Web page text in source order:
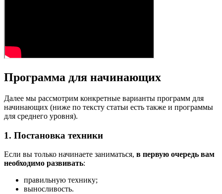
Программа для начинающих
Далее мы рассмотрим конкретные варианты программ для
начинающих (ниже по тексту статьи есть также и программы
для среднего уровня).
1. Постановка техники
Если вы только начинаете заниматься, в первую очередь вам
необходимо развивать:
правильную технику;
выносливость.